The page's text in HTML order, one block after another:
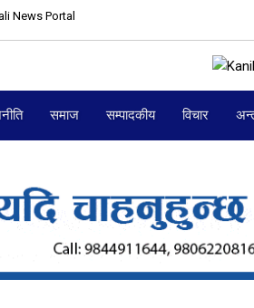
News Portal
समाज सम्पादकीय विचार